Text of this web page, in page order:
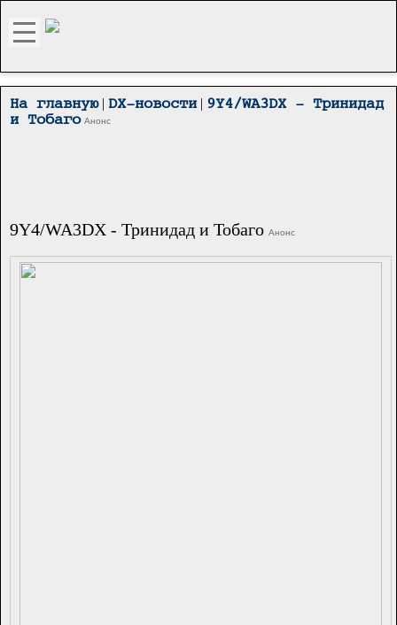
На главную| DX-новости| 9Y4/WA3DX - Тринидад
и Тобаго Анонс
9Y4/WA3DX - Тринидад и Тобаго Анонс